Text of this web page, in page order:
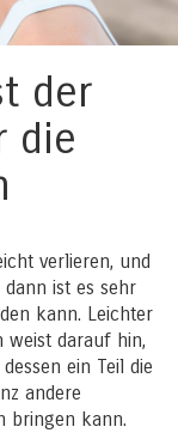
der
die
verlieren, und
ist es sehr
kann. Leichter
weist darauf hin,
ein Teil die
andere
bringen kann.